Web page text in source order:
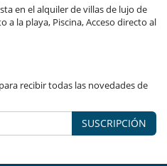
en el alquiler de villas de lujo de
a la playa, Piscina, Acceso directo al
recibir todas las novedades de
SUSCRIPCIÓN